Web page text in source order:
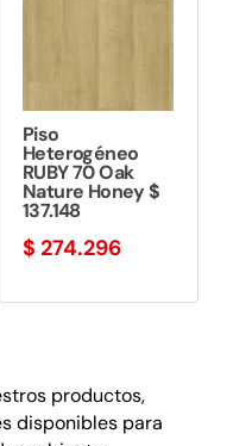
Piso
Heterogéneo
RUBY 70 Oak
Nature Honey $
137.148
$ 274.296
productos,
disponibles para